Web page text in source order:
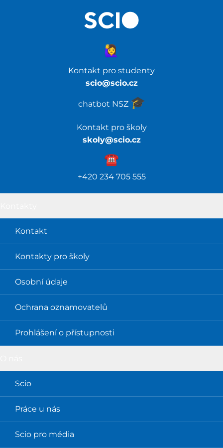
Kontakt pro studenty
scio@scio.cz
chatbot NSZ 🎓️
🙋‍♀️
Kontakt pro školy
skoly@scio.cz
☎️️
+420 234 705 555
Kontakt
Kontakty pro školy
Osobní údaje
Ochrana oznamovatelů
Prohlášení o přístupnosti
Scio
Práce u nás
Scio pro média